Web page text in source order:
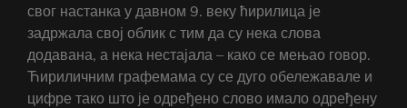
свог настанка у давном 9. веку ћирилица је
задржала свој облик с тим да су нека слова
додавана, а нека нестајала – како се мењао говор.
Ћириличним графемама су се дуго обележавале и
цифре тако што је одређено слово имало одређену